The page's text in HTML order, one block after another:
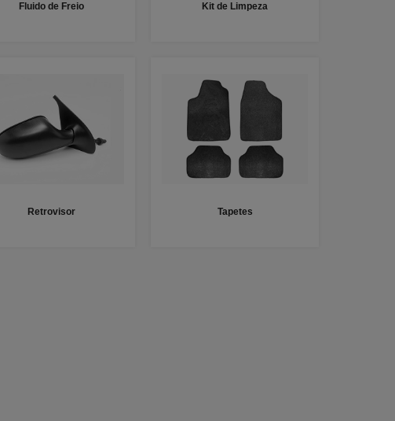
Fluido de Freio Kit de Limpeza
Retrovisor Tapetes